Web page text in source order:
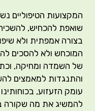
המקצועות הטיפוליים
שואפת להכחיש,
בצורה אמפתית ולא
המוכחש ולא להסכים
של השמדה ומחיקה,
והתנגדות למאמצים
עומק הזעזוע,
להמשיג את מה שקורה